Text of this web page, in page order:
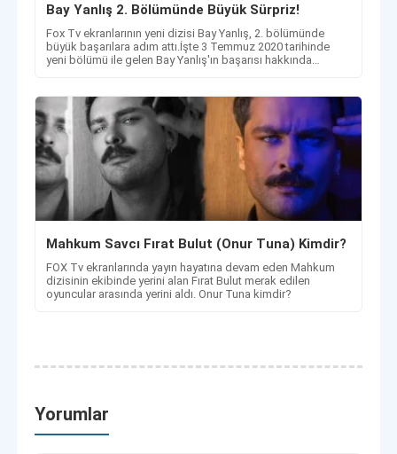
Bay Yanlış 2. Bölümünde Büyük Sürpriz!
Fox Tv ekranlarının yeni dizisi Bay Yanlış, 2. bölümünde
büyük başarılara adım attı.İşte 3 Temmuz 2020 tarihinde
yeni bölümü ile gelen Bay Yanlış'ın başarısı hakkında
Mahkum Savcı Fırat Bulut (Onur Tuna) Kimdir?
FOX Tv ekranlarında yayın hayatına devam eden Mahkum
dizisinin ekibinde yerini alan Fırat Bulut merak edilen
oyuncular arasında yerini aldı. Onur Tuna kimdir?
Yorumlar